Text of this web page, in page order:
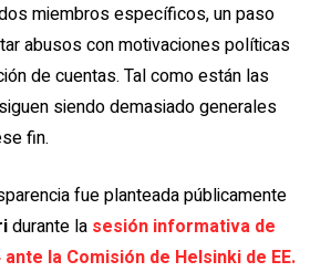
miembros específicos, un paso
abusos con motivaciones políticas
de cuentas. Tal como están las
siendo demasiado generales
fin.
fue planteada públicamente
durante la sesión informativa de
la Comisión de Helsinki de EE.